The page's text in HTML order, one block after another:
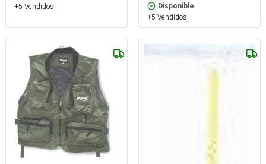
+5 Vendidos Disponible
+5 Vendidos